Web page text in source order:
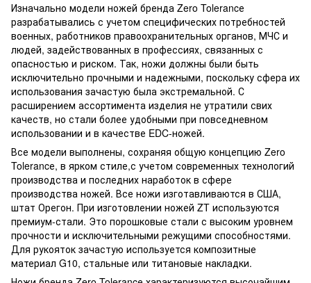
Изначально модели ножей бренда Zero Tolerancе
разрабатывались с учетом специфических потребностей
военных, работников правоохранительных органов, МЧС и
людей, задействованных в профессиях, связанных с
опасностью и риском. Так, ножи должны были быть
исключительно прочными и надежными, поскольку сфера их
использования зачастую была экстремальной. С
расширением ассортимента изделия не утратили свих
качеств, но стали более удобными при повседневном
использовании и в качестве EDC-ножей.
Все модели выполнены, сохраняя общую концепцию Zero
Tolerancе, в ярком стиле,с учетом современных технологий
производства и последних наработок в сфере
производства ножей. Все ножи изготавливаются в США,
штат Орегон. При изготовлении ножей ZT используются
премиум-стали. Это порошковые стали с высоким уровнем
прочности и исключительными режущими способностями.
Для рукояток зачастую используется композитные
материал G10, стальные или титановые накладки.